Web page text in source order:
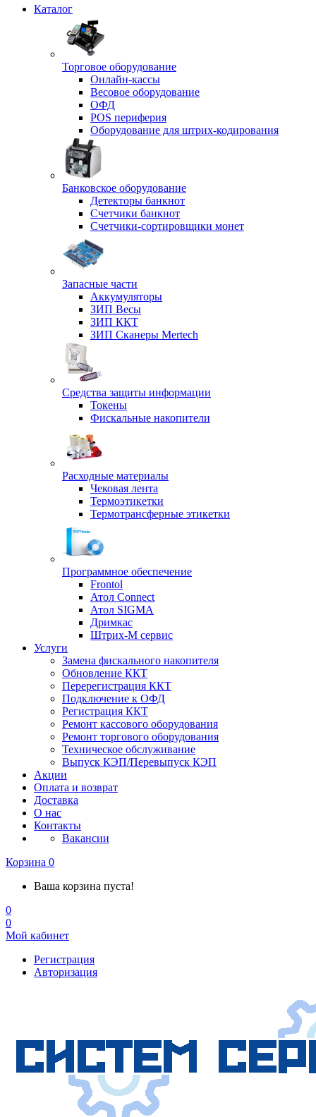
Каталог
Торговое оборудование
Онлайн-кассы
Весовое оборудование
ОФД
POS периферия
Оборудование для штрих-кодирования
Банковское оборудование
Детекторы банкнот
Счетчики банкнот
Счетчики-сортировщики монет
Запасные части
Аккумуляторы
ЗИП Весы
ЗИП ККТ
ЗИП Сканеры Mertech
Средства защиты информации
Токены
Фискальные накопители
Расходные материалы
Чековая лента
Термоэтикетки
Термотрансферные этикетки
Программное обеспечение
Frontol
Атол Connect
Атол SIGMA
Дримкас
Штрих-М сервис
Услуги
Замена фискального накопителя
Обновление ККТ
Перерегистрация ККТ
Подключение к ОФД
Регистрация ККТ
Ремонт кассового оборудования
Ремонт торгового оборудования
Техническое обслуживание
Выпуск КЭП/Перевыпуск КЭП
Акции
Оплата и возврат
Доставка
О нас
Контакты
Вакансии
Корзина 0
Ваша корзина пуста!
0
0
Мой кабинет
Регистрация
Авторизация